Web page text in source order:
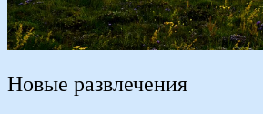
Новые развлечения